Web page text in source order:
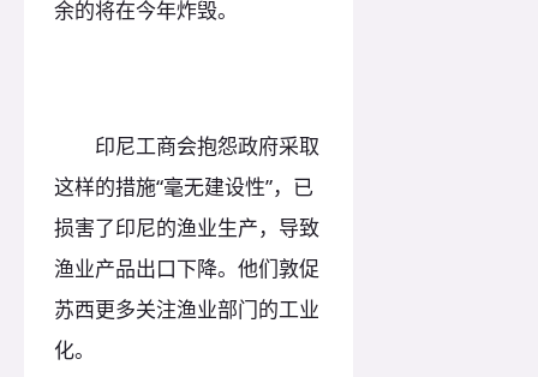
余的将在今年炸毁。
印尼工商会抱怨政府采取
这样的措施“毫无建设性”，已
损害了印尼的渔业生产，导致
渔业产品出口下降。他们敦促
苏西更多关注渔业部门的工业
化。